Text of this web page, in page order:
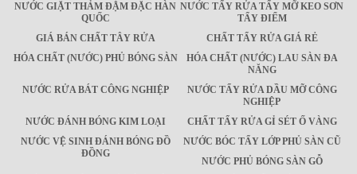
NƯỚC GIẶT THẢM ĐẬM ĐẶC HÀN
QUỐC
NƯỚC TẨY RỬA TẨY MỠ KEO SƠN
TẨY ĐIỂM
GIÁ BÁN CHẤT TÂY RỬA
CHẤT TẨY RỬA GIÁ RẺ
HÓA CHẤT (NƯỚC) PHỦ BÓNG SÀN
HÓA CHẤT (NƯỚC) LAU SÀN ĐA
NĂNG
NƯỚC RỬA BÁT CÔNG NGHIỆP
NƯỚC TẨY RỬA DẦU MỠ CÔNG
NGHIỆP
NƯỚC ĐÁNH BÓNG KIM LOẠI
CHẤT TẨY RỬA GỈ SÉT Ố VÀNG
NƯỚC VỆ SINH ĐÁNH BÓNG ĐỒ
ĐỒNG
NƯỚC BÓC TẨY LỚP PHỦ SÀN CŨ
NƯỚC PHỦ BÓNG SÀN GỖ